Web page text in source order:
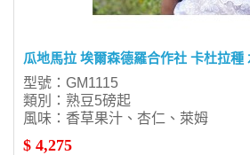
瓜地馬拉 埃爾森德羅合作社 卡杜拉種
型號：GM1115
類別：熟豆5磅起
風味：香草果汁、杏仁、萊姆
$ 4,275